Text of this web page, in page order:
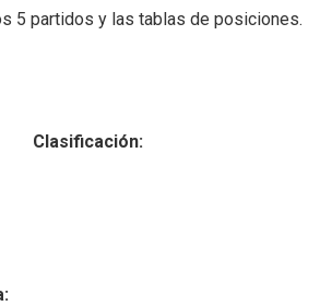
5 partidos y las tablas de posiciones.
Clasificación: